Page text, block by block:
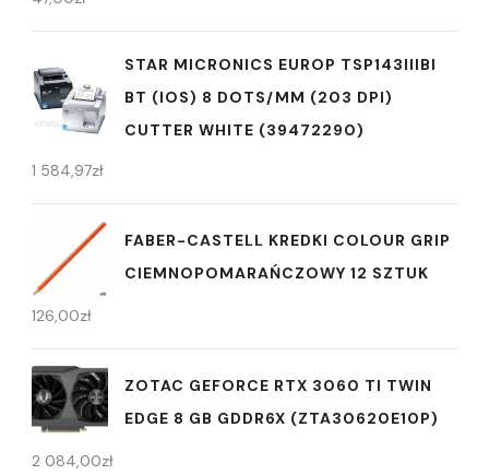
STAR MICRONICS EUROP TSP143IIIBI
BT (IOS) 8 DOTS/MM (203 DPI)
CUTTER WHITE (39472290)
1 584,97zł
FABER-CASTELL KREDKI COLOUR GRIP
CIEMNOPOMARAŃCZOWY 12 SZTUK
126,00zł
ZOTAC GEFORCE RTX 3060 TI TWIN
EDGE 8 GB GDDR6X (ZTA30620E10P)
2 084,00zł